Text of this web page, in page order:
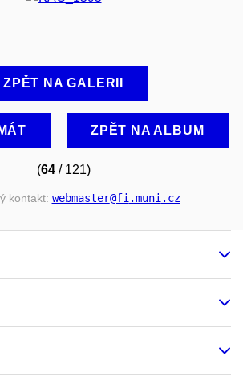
ZPĚT NA GALERII
ZPĚT NA ALBUM
(64/ 121)
kontakt: webmaster@fi.muni.cz